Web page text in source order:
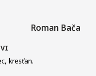
Roman Bača
kresťan.